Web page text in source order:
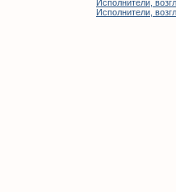
Исполнители,
Исполнители,